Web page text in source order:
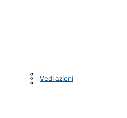
Vedi azioni